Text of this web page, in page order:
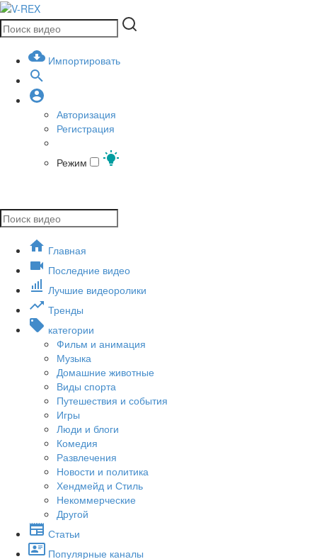
Импортировать
Авторизация
Регистрация
Режим
Главная
Последние видео
Лучшие видеоролики
Тренды
категории
Фильм и анимация
Музыка
Домашние животные
Виды спорта
Путешествия и события
Игры
Люди и блоги
Комедия
Развлечения
Новости и политика
Хендмейд и Стиль
Некоммерческие
Другой
Статьи
Популярные каналы